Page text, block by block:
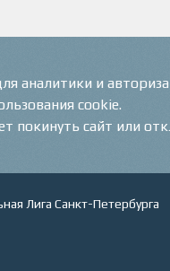
Лига Санкт-Петербурга
аналитики и
cookie.
покинуть сайт или